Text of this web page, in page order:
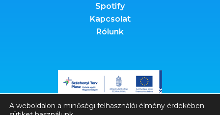
Spotify
Kapcsolat
Rólunk
A weboldalon a minőségi felhasználói élmény érdekében